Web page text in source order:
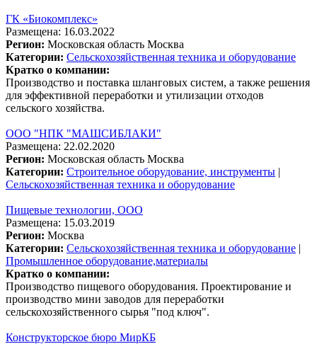
ГК «Биокомплекс»
Размещена: 16.03.2022
Регион: Московская область Москва
Категории: Сельскохозяйственная техника и оборудование
Кратко о компании:
Производство и поставка шланговых систем, а также решения
для эффективной переработки и утилизации отходов
сельского хозяйства.
ООО "НПК "МАШСИБЛАКИ"
Размещена: 22.02.2020
Регион: Московская область Москва
Категории: Строительное оборудование, инструменты |
Сельскохозяйственная техника и оборудование
Пищевые технологии, ООО
Размещена: 15.03.2019
Регион: Москва
Категории: Сельскохозяйственная техника и оборудование |
Промышленное оборудование,материалы
Кратко о компании:
Производство пищевого оборудования. Проектирование и
производство мини заводов для переработки
сельскохозяйственного сырья "под ключ".
Конструкторское бюро МирКБ